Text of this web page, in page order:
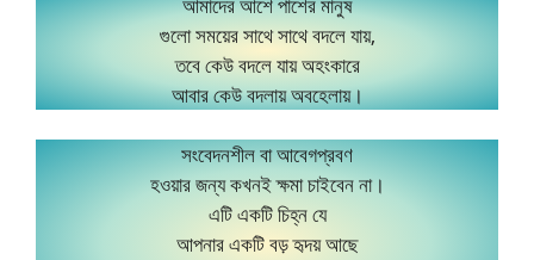
গুলো সময়ের সাথে সাথে বদলে যায়,
তবে কেউ বদলে যায় অহংকারে
আবার কেউ বদলায় অবহেলায়।
সংবেদনশীল বা আবেগপ্রবণ
হওয়ার জন্য কখনই ক্ষমা চাইবেন না।
এটি একটি চিহ্ন যে
আপনার একটি বড় হৃদয় আছে